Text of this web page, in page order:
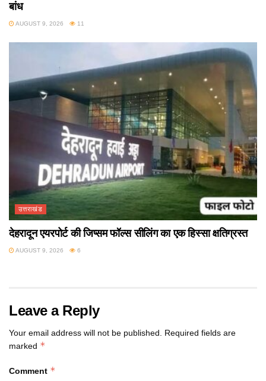
बांध
AUGUST 9, 2026 11
उत्तराखंड
देहरादून एयरपोर्ट की जिप्सम फॉल्स सीलिंग का एक हिस्सा क्षतिग्रस्त
AUGUST 9, 2026 6
Leave a Reply
Your email address will not be published. Required fields are
marked *
Comment *